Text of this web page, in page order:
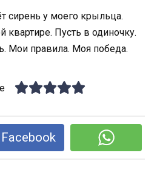
сирень у моего крыльца.
квартире. Пусть в одиночку.
Мои правила. Моя победа.